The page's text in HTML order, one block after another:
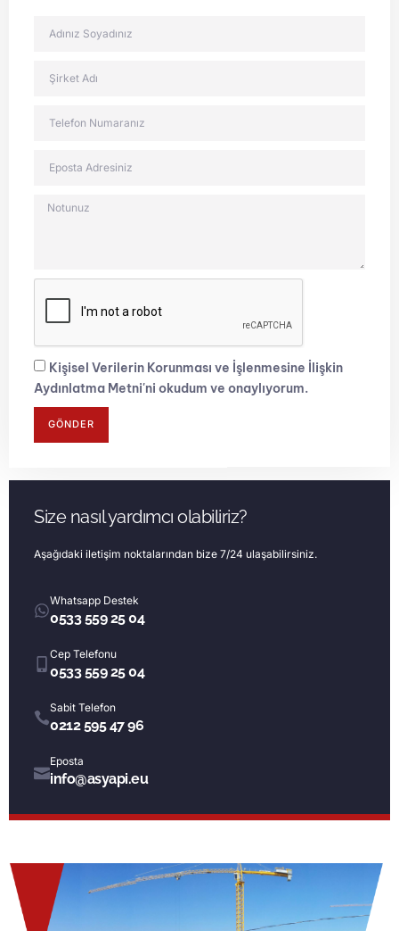
Kişisel Verilerin Korunması ve İşlenmesine İlişkin
Aydınlatma Metni'ni okudum ve onaylıyorum.
GÖNDER
Size nasıl yardımcı olabiliriz?
Aşağıdaki iletişim noktalarından bize 7/24 ulaşabilirsiniz.
Whatsapp Destek
0533 559 25 04
Cep Telefonu
0533 559 25 04
Sabit Telefon
0212 595 47 96
Eposta
info@asyapi.eu